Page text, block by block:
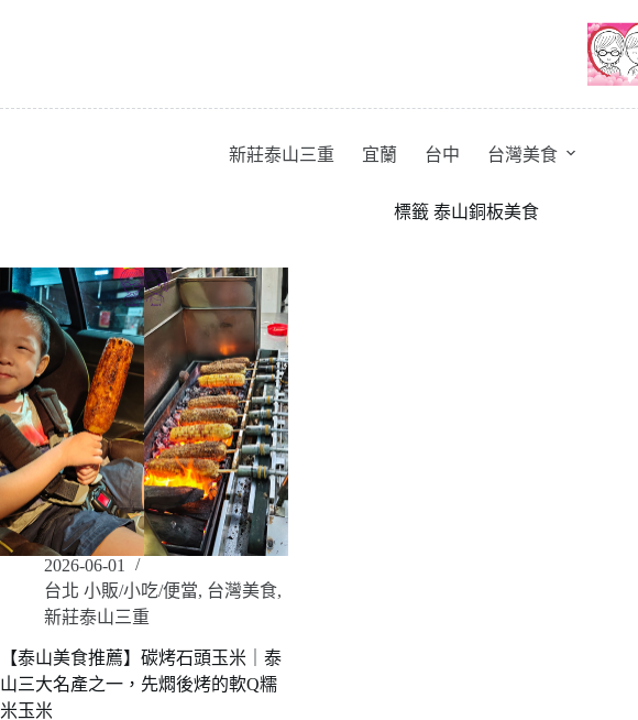
新莊泰山三重 宜蘭 台中 台灣美食
標籤 泰山銅板美食
2026-06-01
台北 小販/小吃/便當, 台灣美食,
新莊泰山三重
【泰山美食推薦】碳烤石頭玉米｜泰
山三大名產之一，先燜後烤的軟Q糯
米玉米